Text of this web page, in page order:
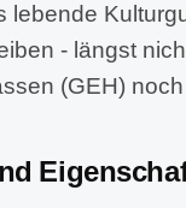
lebende
- längst
(GEH)